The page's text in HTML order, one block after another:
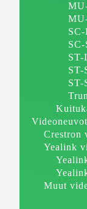
ST-
ST-
Crestron
Yealink
Muut